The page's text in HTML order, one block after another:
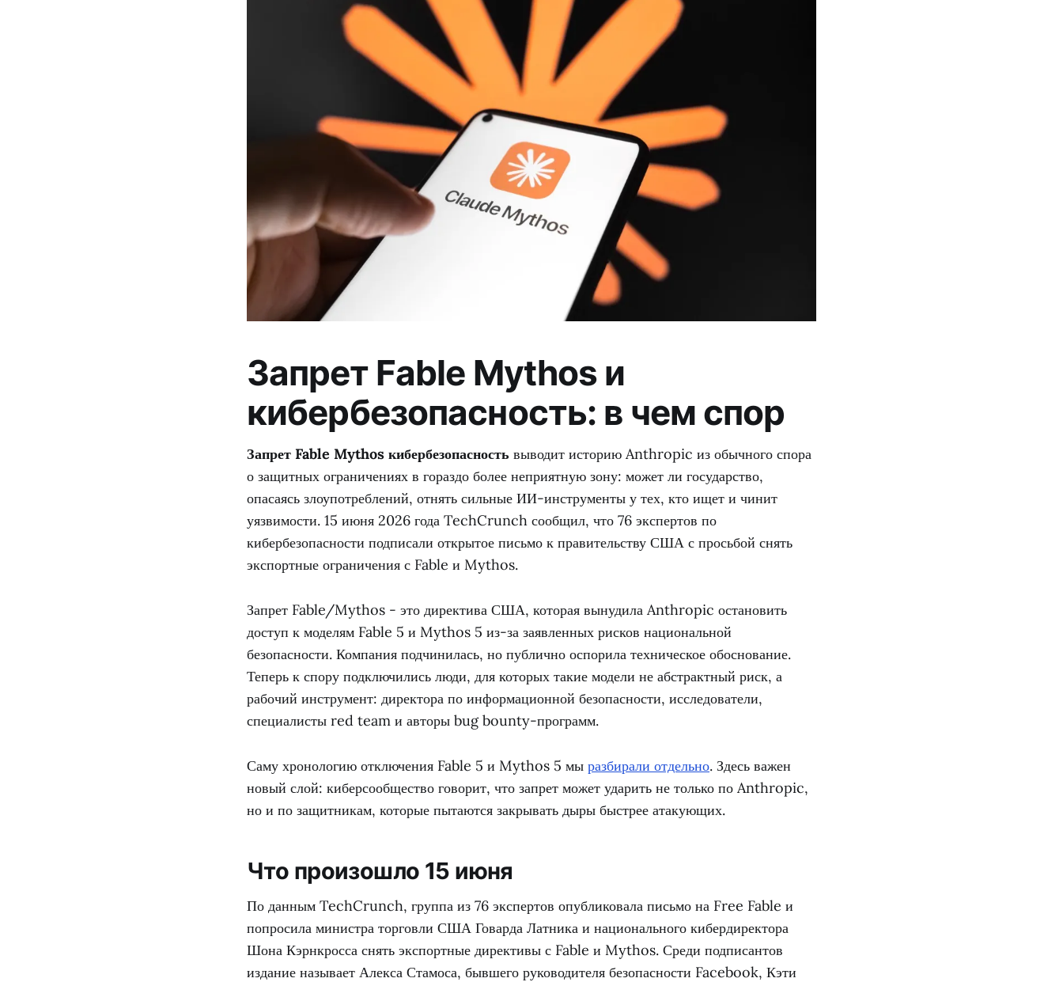
Запрет Fable Mythos и
кибербезопасность: в чем спор
Запрет Fable Mythos кибербезопасность выводит историю Anthropic из обычного спора
о защитных ограничениях в гораздо более неприятную зону: может ли государство,
опасаясь злоупотреблений, отнять сильные ИИ-инструменты у тех, кто ищет и чинит
уязвимости. 15 июня 2026 года TechCrunch сообщил, что 76 экспертов по
кибербезопасности подписали открытое письмо к правительству США с просьбой снять
экспортные ограничения с Fable и Mythos.
Запрет Fable/Mythos - это директива США, которая вынудила Anthropic остановить
доступ к моделям Fable 5 и Mythos 5 из-за заявленных рисков национальной
безопасности. Компания подчинилась, но публично оспорила техническое обоснование.
Теперь к спору подключились люди, для которых такие модели не абстрактный риск, а
рабочий инструмент: директора по информационной безопасности, исследователи,
специалисты red team и авторы bug bounty-программ.
Саму хронологию отключения Fable 5 и Mythos 5 мы разбирали отдельно. Здесь важен
новый слой: киберсообщество говорит, что запрет может ударить не только по Anthropic,
но и по защитникам, которые пытаются закрывать дыры быстрее атакующих.
Что произошло 15 июня
По данным TechCrunch, группа из 76 экспертов опубликовала письмо на Free Fable и
попросила министра торговли США Говарда Латника и национального кибердиректора
Шона Кэрнкросса снять экспортные директивы с Fable и Mythos. Среди подписантов
издание называет Алекса Стамоса, бывшего руководителя безопасности Facebook, Кэти